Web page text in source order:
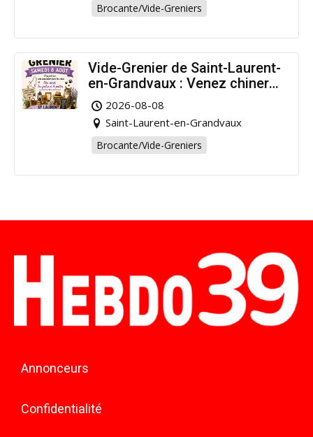
Brocante/Vide-Greniers
Vide-Grenier de Saint-Laurent-
en-Grandvaux : Venez chiner
pour la bonne cause !
2026-08-08
Saint-Laurent-en-Grandvaux
Brocante/Vide-Greniers